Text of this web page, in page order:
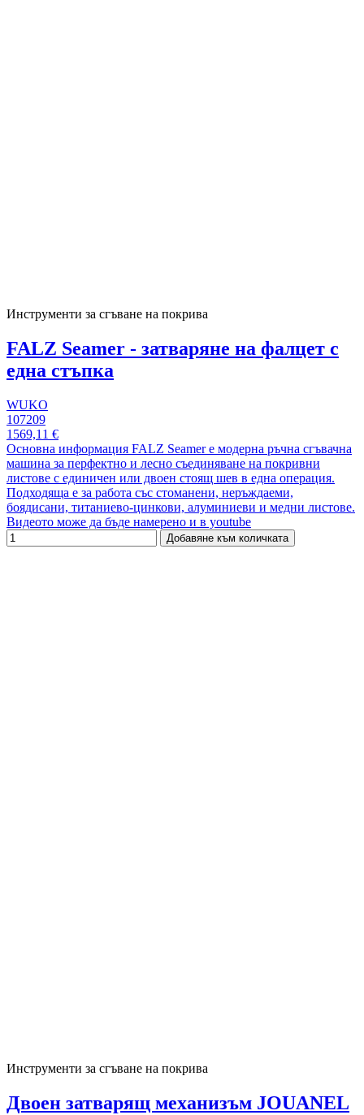
Инструменти за сгъване на покрива
FALZ Seamer - затваряне на фалцет с
една стъпка
WUKO
107209
1569,11 €
Основна информация FALZ Seamer е модерна ръчна сгъвачна
машина за перфектно и лесно съединяване на покривни
листове с единичен или двоен стоящ шев в една операция.
Подходяща е за работа със стоманени, неръждаеми,
боядисани, титаниево-цинкови, алуминиеви и медни листове.
Видеото може да бъде намерено и в youtube
Добавяне към количката
Инструменти за сгъване на покрива
Двоен затварящ механизъм JOUANEL